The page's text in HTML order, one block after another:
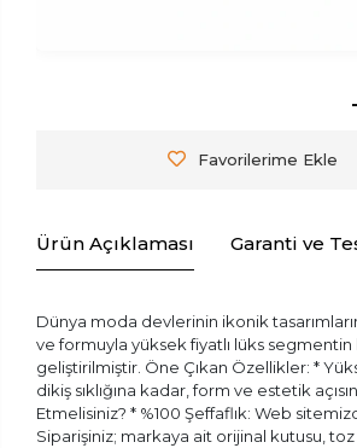
Favorilerime Ekle
Ürün Açıklaması Garanti ve
Dünya moda devlerinin ikonik
ve formuyla yüksek fiyatlı lüks segmentin
geliştirilmiştir. Öne Çıkan Özellikler: *
dikiş sıklığına kadar, form ve estetik
Etmelisiniz? * %100 Şeffaflık: Web
Siparişiniz; markaya ait orijinal kutusu,